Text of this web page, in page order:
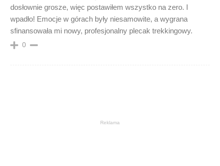
dosłownie grosze, więc postawiłem wszystko na zero. I
wpadło! Emocje w górach były niesamowite, a wygrana
sfinansowała mi nowy, profesjonalny plecak trekkingowy.
0
Reklama